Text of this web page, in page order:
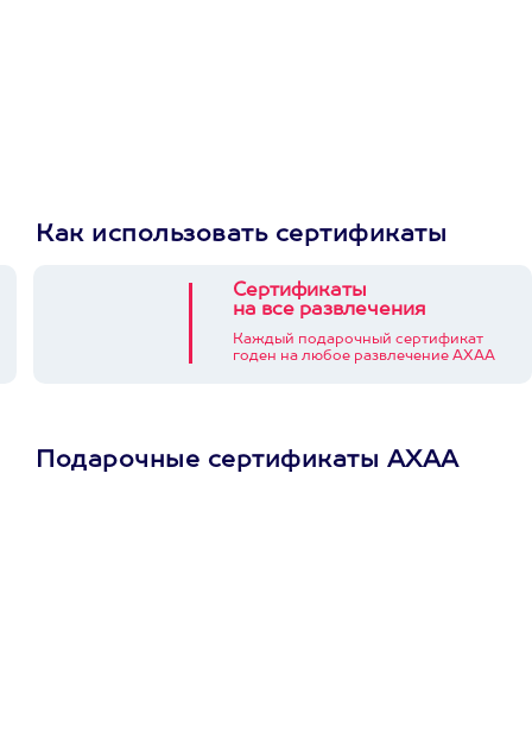
Как использовать сертификаты
Сертификаты
на все развлечения
Каждый подарочный сертификат
годен на любое развлечение АХАА
Подарочные сертификаты АХАА